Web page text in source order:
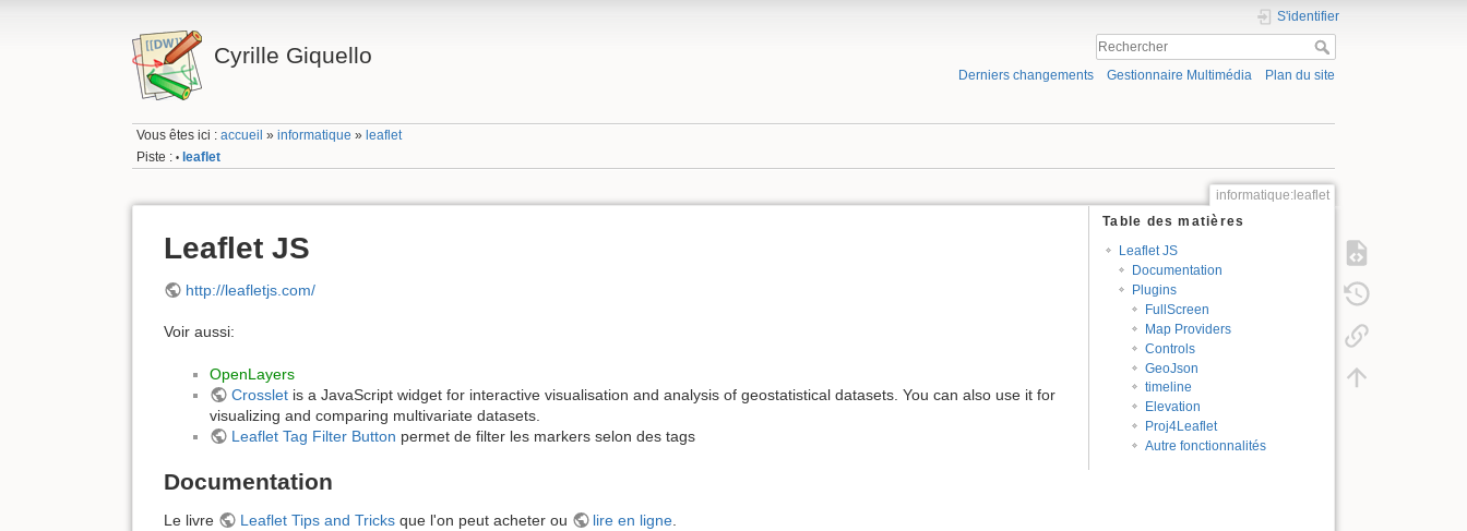
Cyrille Giquello
S'identifier
Derniers changements Gestionnaire Multimédia Plan du site
Vous êtes ici :accueil »informatique » leaflet
Piste : • leaflet
informatique:leaflet
Table des matières
Leaflet JS
Documentation
Plugins
FullScreen
Map Providers
Controls
GeoJson
timeline
Elevation
Proj4Leaflet
Autre fonctionnalités
Leaflet JS
http://leafletjs.com/
Voir aussi:
OpenLayers
Crossletis a JavaScript widget for interactive visualisation and analysis of geostatistical datasets. You can also use it for
visualizing and comparing multivariate datasets.
Leaflet Tag Filter Button permet de filter les markers selon des tags
Documentation
Le livre Leaflet Tips and Tricksque l'on peut acheter ou lire en ligne.